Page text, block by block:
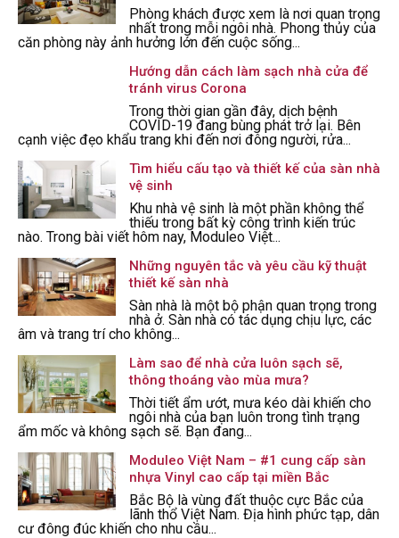
Phòng khách được xem là nơi quan trọng
nhất trong mỗi ngôi nhà. Phong thủy của
căn phòng này ảnh hưởng lớn đến cuộc sống...
Hướng dẫn cách làm sạch nhà cửa để
tránh virus Corona
Trong thời gian gần đây, dịch bệnh
COVID-19 đang bùng phát trở lại. Bên
cạnh việc đẹo khẩu trang khi đến nơi đông người, rửa...
Tìm hiểu cấu tạo và thiết kế của sàn nhà
vệ sinh
Khu nhà vệ sinh là một phần không thể
thiếu trong bất kỳ công trình kiến trúc
nào. Trong bài viết hôm nay, Moduleo Việt...
Những nguyên tắc và yêu cầu kỹ thuật
thiết kế sàn nhà
Sàn nhà là một bộ phận quan trọng trong
nhà ở. Sàn nhà có tác dụng chịu lực, các
âm và trang trí cho không...
Làm sao để nhà cửa luôn sạch sẽ,
thông thoáng vào mùa mưa?
Thời tiết ẩm ướt, mưa kéo dài khiến cho
ngôi nhà của bạn luôn trong tình trạng
ẩm mốc và không sạch sẽ. Bạn đang...
Moduleo Việt Nam – #1 cung cấp sàn
nhựa Vinyl cao cấp tại miền Bắc
Bắc Bộ là vùng đất thuộc cực Bắc của
lãnh thổ Việt Nam. Địa hình phức tạp, dân
cư đông đúc khiến cho nhu cầu...